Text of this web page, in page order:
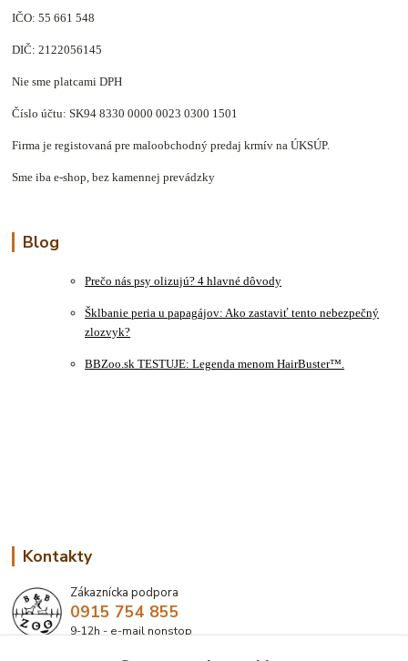
IČO: 55 661 548
DIČ: 2122056145
Nie sme platcami DPH
Číslo účtu: SK94 8330 0000 0023 0300 1501
Firma je registovaná pre maloobchodný predaj krmív na ÚKSÚP.
Sme iba e-shop, bez kamennej prevádzky
Blog
Prečo nás psy olizujú? 4 hlavné dôvody
Šklbanie peria u papagájov: Ako zastaviť tento nebezpečný
zlozvyk?
BBZoo.sk TESTUJE: Legenda menom HairBuster™.
Kontakty
Zákaznícka podpora
0915 754 855
9-12h - e-mail nonstop